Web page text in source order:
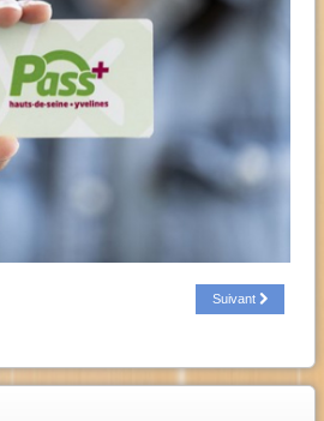
Suivant